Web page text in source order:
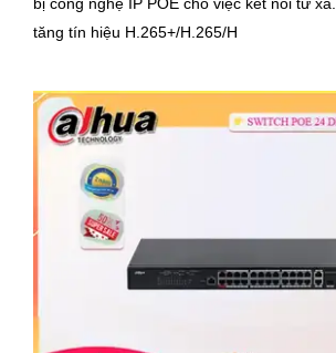
bị công nghệ IP POE cho việc kết nối từ xa. Sản phẩm hỗ trợ
tăng tín hiệu H.265+/H.265/H